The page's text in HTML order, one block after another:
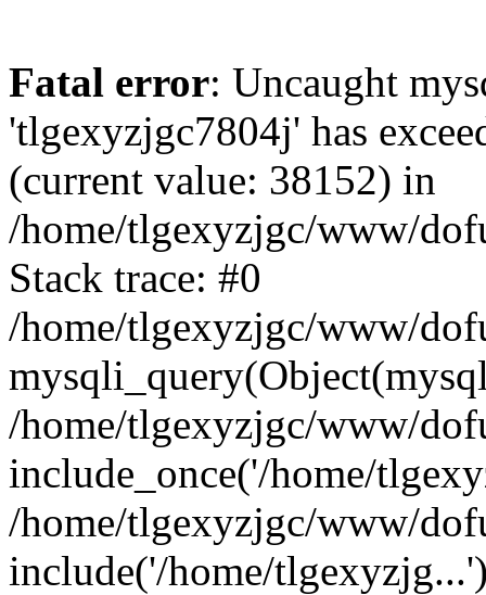
Fatal error: Uncaught
'tlgexyzjgc7804j' has
(current value: 38152) in
/home/tlgexyzjgc/www/
Stack trace: #0
/home/tlgexyzjgc/www/
/home/tlgexyzjgc/www/
include_once('/home/
/home/tlgexyzjgc/www/
include('/home/